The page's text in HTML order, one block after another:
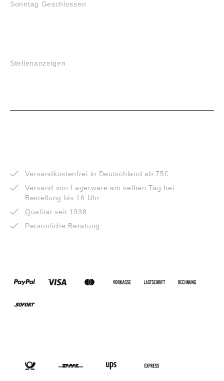
Sonntag Geschlossen
Stellenanzeigen
Versandkostenfrei in Deutschland ab 75€
Versand von Lagerware am selben Tag bei
Bestellung bis 16 Uhr
Qualität seit 1938
Persönliche Beratung